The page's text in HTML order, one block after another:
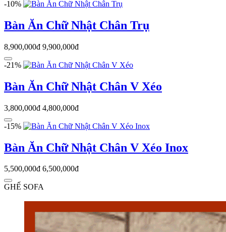
-10%
Bàn Ăn Chữ Nhật Chân Trụ
8,900,000đ 9,900,000đ
-21%
Bàn Ăn Chữ Nhật Chân V Xéo
3,800,000đ 4,800,000đ
-15%
Bàn Ăn Chữ Nhật Chân V Xéo Inox
5,500,000đ 6,500,000đ
GHẾ SOFA